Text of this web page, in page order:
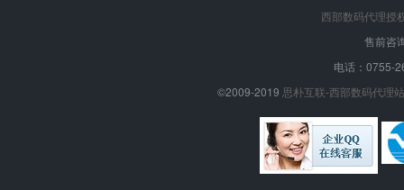
西部数码代理授
售前咨
电话：0755-
©2009-2019 思朴互联-西部数码代理站